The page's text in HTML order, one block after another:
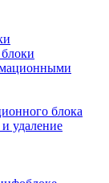
блока
удаление